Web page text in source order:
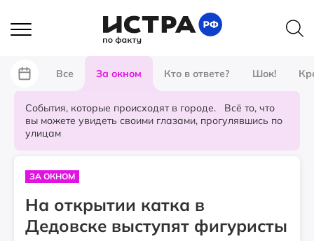
Все За окном Кто в ответе? Шок!
События, которые происходят в городе. Всё то, что
вы можете увидеть своими глазами, прогулявшись по
улицам
ЗА ОКНОМ
На открытии катка в
Дедовске выступят фигуристы